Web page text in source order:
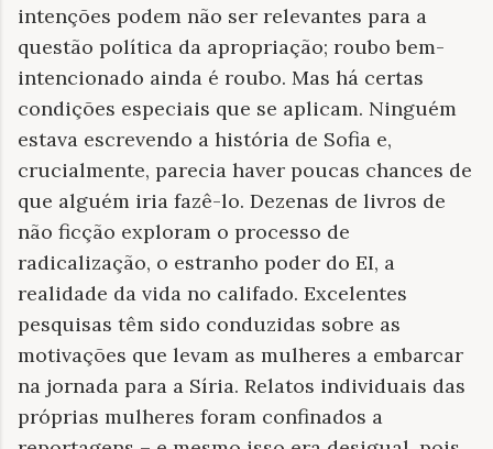
intenções podem não ser relevantes para a
questão política da apropriação; roubo bem-
intencionado ainda é roubo. Mas há certas
condições especiais que se aplicam. Ninguém
estava escrevendo a história de Sofia e,
crucialmente, parecia haver poucas chances de
que alguém iria fazê-lo. Dezenas de livros de
não ficção exploram o processo de
radicalização, o estranho poder do EI, a
realidade da vida no califado. Excelentes
pesquisas têm sido conduzidas sobre as
motivações que levam as mulheres a embarcar
na jornada para a Síria. Relatos individuais das
próprias mulheres foram confinados a